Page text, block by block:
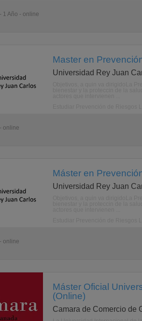
1 Año - online
Master en
Universidad Rey Juan
online
Máster en
Universidad Rey Juan
online
Máster Oficial
(Online)
Camara de Comercio de